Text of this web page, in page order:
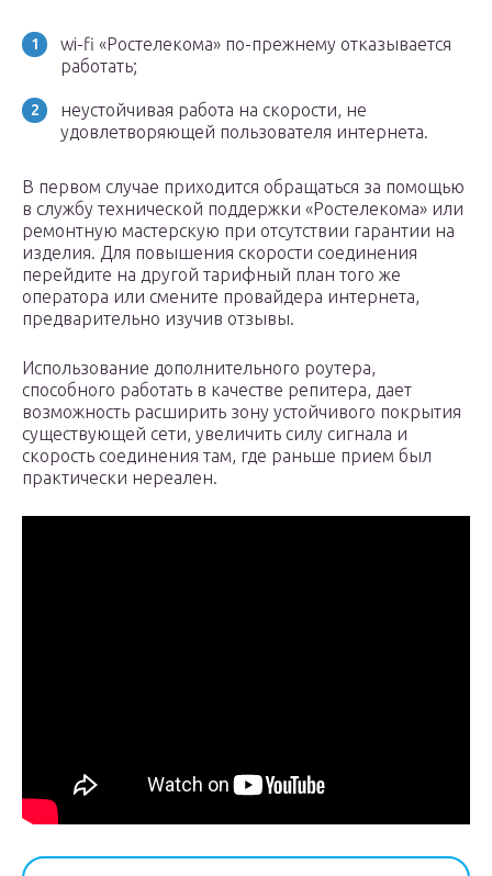
wi-fi «Ростелекома» по-прежнему отказывается
работать;
неустойчивая работа на скорости, не
удовлетворяющей пользователя интернета.
В первом случае приходится обращаться за помощью
в службу технической поддержки «Ростелекома» или
ремонтную мастерскую при отсутствии гарантии на
изделия. Для повышения скорости соединения
перейдите на другой тарифный план того же
оператора или смените провайдера интернета,
предварительно изучив отзывы.
Использование дополнительного роутера,
способного работать в качестве репитера, дает
возможность расширить зону устойчивого покрытия
существующей сети, увеличить силу сигнала и
скорость соединения там, где раньше прием был
практически нереален.